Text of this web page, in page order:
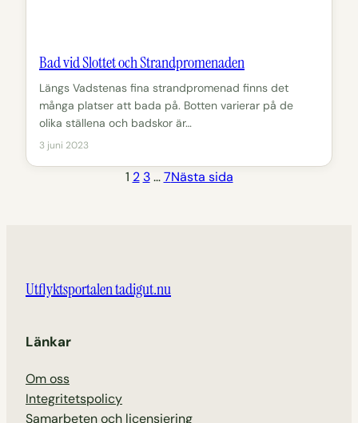
Bad vid Slottet och Strandpromenaden
Längs Vadstenas fina strandpromenad finns det
många platser att bada på. Botten varierar på de
olika ställena och badskor är…
3 juni 2023
1 2 3 … 7Nästa sida
Utflyktsportalen tadigut.nu
Länkar
Om oss
Integritetspolicy
Samarbeten och licensiering